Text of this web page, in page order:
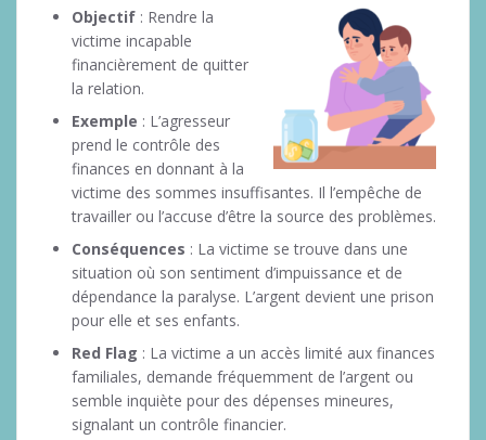
Objectif : Rendre la
victime incapable
financièrement de quitter
la relation.
Exemple : L’agresseur
prend le contrôle des
finances en donnant à la
victime des sommes insuffisantes. Il l’empêche de
travailler ou l’accuse d’être la source des problèmes.
Conséquences : La victime se trouve dans une
situation où son sentiment d’impuissance et de
dépendance la paralyse. L’argent devient une prison
pour elle et ses enfants.
Red Flag : La victime a un accès limité aux finances
familiales, demande fréquemment de l’argent ou
semble inquiète pour des dépenses mineures,
signalant un contrôle financier.